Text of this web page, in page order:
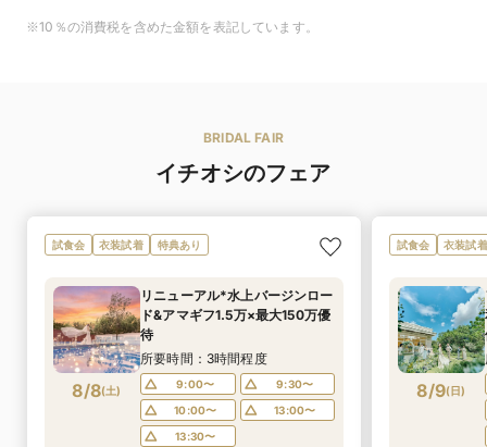
※10％の消費税を含めた金額を表記しています。
BRIDAL FAIR
イチオシのフェア
試食会 衣装試着 特典あり
8/8(土)
リニューアル*水上バージンロー
ド&アマギフ1.5万×最大150万優
待
所要時間：3時間程度
9:00〜
9:30〜
10:00〜
13:00〜
13:30〜
試食会 衣装試着
8/9(日)